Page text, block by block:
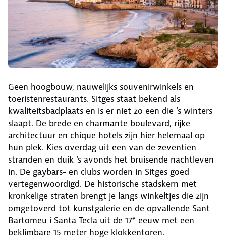
Geen hoogbouw, nauwelijks souvenirwinkels en
toeristenrestaurants. Sitges staat bekend als
kwaliteitsbadplaats en is er niet zo een die 's winters
slaapt. De brede en charmante boulevard, rijke
architectuur en chique hotels zijn hier helemaal op
hun plek. Kies overdag uit een van de zeventien
stranden en duik 's avonds het bruisende nachtleven
in. De gaybars- en clubs worden in Sitges goed
vertegenwoordigd. De historische stadskern met
kronkelige straten brengt je langs winkeltjes die zijn
omgetoverd tot kunstgalerie en de opvallende Sant
Bartomeu i Santa Tecla uit de 17e eeuw met een
beklimbare 15 meter hoge klokkentoren.